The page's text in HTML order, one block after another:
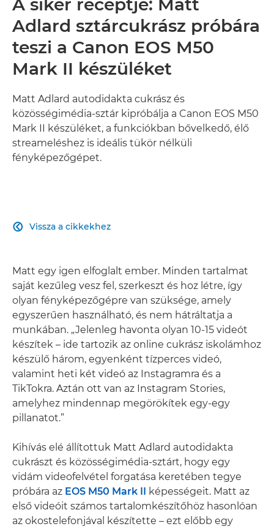
A siker receptje: Matt
Adlard sztárcukrász próbára
teszi a Canon EOS M50
Mark II készüléket
Matt Adlard autodidakta cukrász és
közösségimédia-sztár kipróbálja a Canon EOS M50
Mark II készüléket, a funkciókban bővelkedő, élő
streameléshez is ideális tükör nélküli
fényképezőgépet.
Vissza a cikkekhez

Matt egy igen elfoglalt ember. Minden tartalmat
saját kezűleg vesz fel, szerkeszt és hoz létre, így
olyan fényképezőgépre van szüksége, amely
egyszerűen használható, és nem hátráltatja a
munkában. „Jelenleg havonta olyan 10-15 videót
készítek – ide tartozik az online cukrász iskolámhoz
készülő három, egyenként tízperces videó,
valamint heti két videó az Instagramra és a
TikTokra. Aztán ott van az Instagram Stories,
amelyhez mindennap megörökítek egy-egy
pillanatot.”
Kihívás elé állítottuk Matt Adlard autodidakta
cukrászt és közösségimédia-sztárt, hogy egy
vidám videofelvétel forgatása keretében tegye
próbára az EOS M50 Mark II képességeit. Matt az
első videóit számos tartalomkészítőhöz hasonlóan
az okostelefonjával készítette – ezt előbb egy